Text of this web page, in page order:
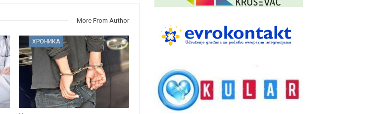
More From Author
ХРОНИКА